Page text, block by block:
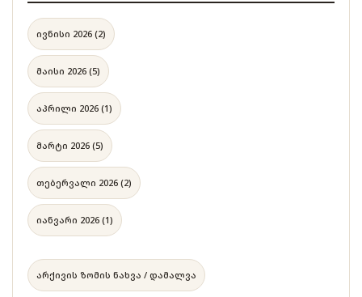
ივნისი 2026 (2)
მაისი 2026 (5)
აპრილი 2026 (1)
მარტი 2026 (5)
თებერვალი 2026 (2)
იანვარი 2026 (1)
არქივის ზომის ნახვა / დამალვა